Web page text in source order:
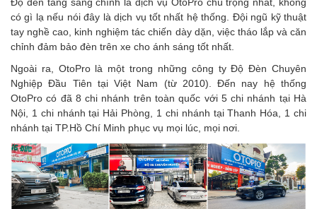
có gì lạ nếu nói đây là dịch vụ tốt nhất hệ thống. Đội ngũ kỹ thuật
tay nghề cao, kinh nghiệm tác chiến dày dặn, việc tháo lắp và căn
chỉnh đảm bảo đèn trên xe cho ánh sáng tốt nhất.
Ngoài ra, OtoPro là một trong những công ty Độ Đèn Chuyên
Nghiệp Đầu Tiên tại Việt Nam (từ 2010). Đến nay hệ thống
OtoPro có đã 8 chi nhánh trên toàn quốc với 5 chi nhánh tại Hà
Nội, 1 chi nhánh tại Hải Phòng, 1 chi nhánh tại Thanh Hóa, 1 chi
nhánh tại TP.Hồ Chí Minh phục vụ mọi lúc, mọi nơi.